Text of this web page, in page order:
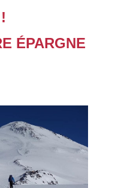
!
ÉPARGNE